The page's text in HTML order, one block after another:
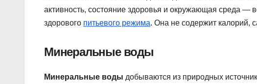
активность, состояние здоровья и окружающая среда —
здорового питьевого режима. Она не содержит калорий,
Минеральные воды
Минеральные воды добываются из природных